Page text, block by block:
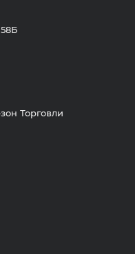
Торговли